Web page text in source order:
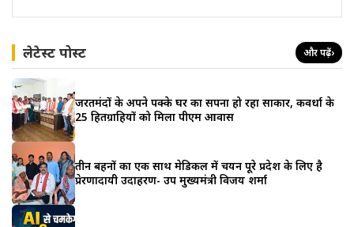
लेटेस्ट पोस्ट और पढ़ें›
जरूरतमंदों के अपने पक्के घर का सपना हो रहा साकार, कवर्धा के
25 हितग्राहियों को मिला पीएम आवास
तीन बहनों का एक साथ मेडिकल में चयन पूरे प्रदेश के लिए है
प्रेरणादायी उदाहरण- उप मुख्यमंत्री विजय शर्मा